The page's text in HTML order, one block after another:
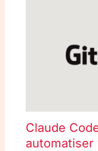
Claude